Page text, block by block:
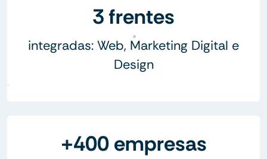
3 frentes
integradas: Web, Marketing Digital e
Design
+400 empresas